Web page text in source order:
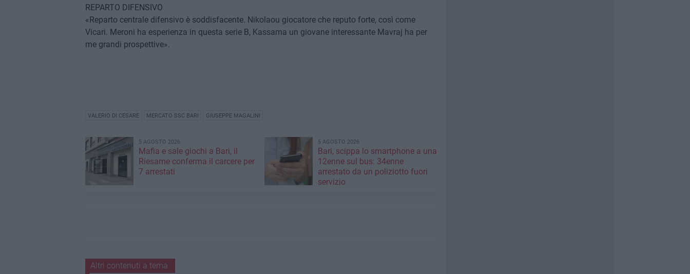
REPARTO DIFENSIVO
«Reparto centrale difensivo è soddisfacente. Nikolaou giocatore che reputo forte, così come
Vicari. Meroni ha esperienza in questa serie B, Kassama un giovane interessante Mavraj ha per
me grandi prospettive».
VALERIO DI CESARE MERCATO SSC BARI GIUSEPPE MAGALINI
5 AGOSTO 2026
Mafia e sale giochi a Bari, il
Riesame conferma il carcere per
7 arrestati
5 AGOSTO 2026
Bari, scippa lo smartphone a una
12enne sul bus: 34enne
arrestato da un poliziotto fuori
servizio
Altri contenuti a tema